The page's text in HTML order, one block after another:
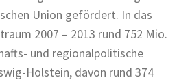
Union gefördert. In das
2007 – 2013 rund 752 Mio.
und regionalpolitische
Holstein, davon rund 374